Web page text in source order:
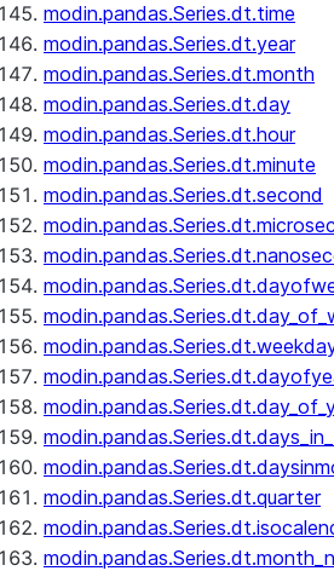
modin.pandas.Series.dt.time
modin.pandas.Series.dt.year
modin.pandas.Series.dt.month
modin.pandas.Series.dt.day
modin.pandas.Series.dt.hour
modin.pandas.Series.dt.minute
modin.pandas.Series.dt.second
modin.pandas.Series.dt.quarter